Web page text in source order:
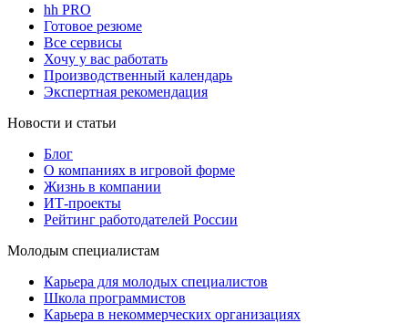
hh PRO
Готовое резюме
Все сервисы
Хочу у вас работать
Производственный календарь
Экспертная рекомендация
Новости и статьи
Блог
О компаниях в игровой форме
Жизнь в компании
ИТ-проекты
Рейтинг работодателей России
Молодым специалистам
Карьера для молодых специалистов
Школа программистов
Карьера в некоммерческих организациях